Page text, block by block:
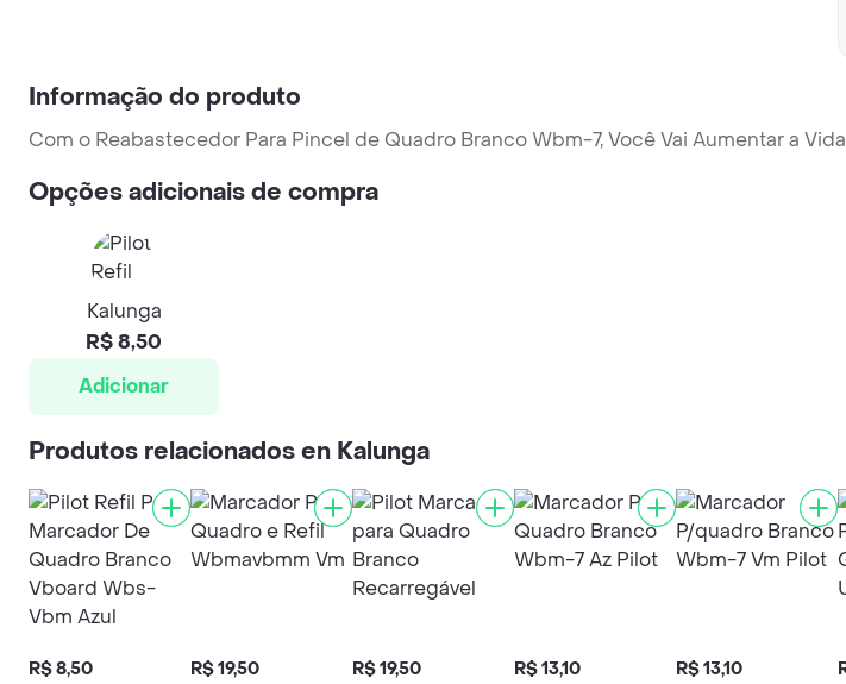
Informação do produto
Com o Reabastecedor Para Pincel de Quadro Branco Wbm-7, Você Vai Aumentar a
Opções adicionais de compra
Kalunga
R$ 8,50
Adicionar
Produtos relacionados en Kalunga
R$ 8,50 R$ 19,50 R$ 19,50 R$ 13,10 R$ 13,10